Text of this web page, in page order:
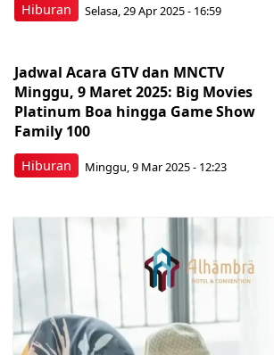
Hiburan Selasa, 29 Apr 2025 - 16:59
Hiburan
Jadwal Acara GTV dan MNCTV
Minggu, 9 Maret 2025: Big Movies
Platinum Boa hingga Game Show
Family 100
Minggu, 9 Mar 2025 - 12:23